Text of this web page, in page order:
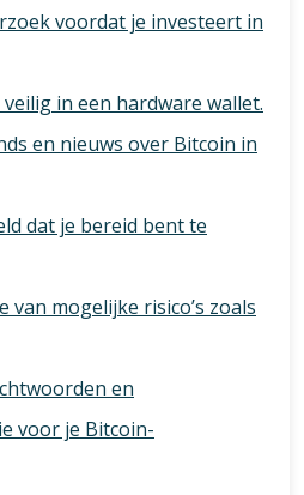
voordat je investeert in
in een hardware wallet.
en nieuws over Bitcoin in
dat je bereid bent te
van mogelijke risico’s zoals
en
voor je Bitcoin-